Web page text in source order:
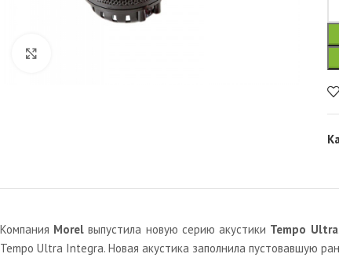
Компания Morelвыпустила новую серию акустики Tempo Ultra
Tempo Ultra Integra. Новая акустика заполнила пустовавшую